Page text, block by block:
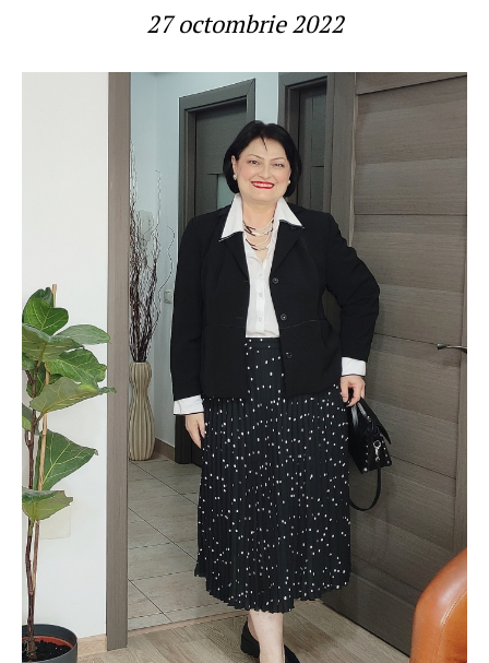
27 octombrie 2022